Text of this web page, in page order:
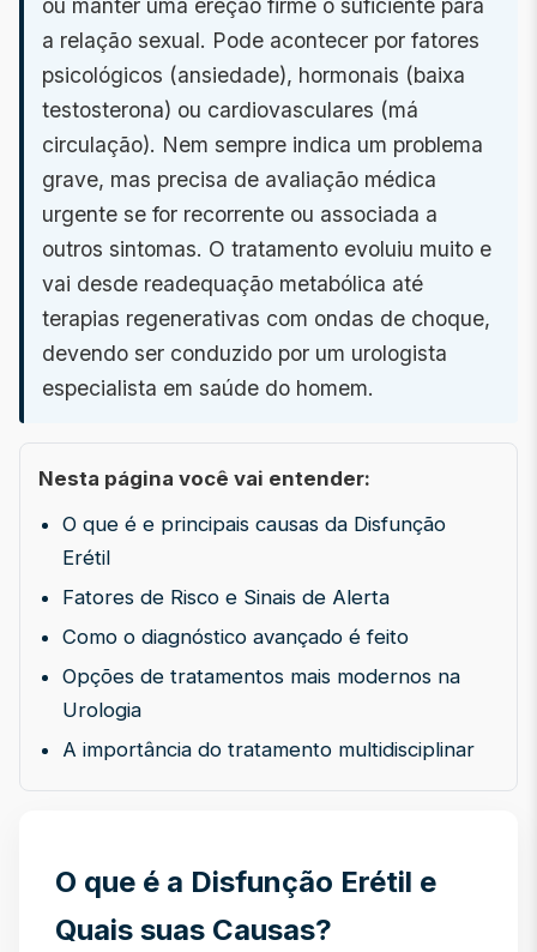
ou manter uma ereção firme o suficiente para
a relação sexual. Pode acontecer por fatores
psicológicos (ansiedade), hormonais (baixa
testosterona) ou cardiovasculares (má
circulação). Nem sempre indica um problema
grave, mas precisa de avaliação médica
urgente se for recorrente ou associada a
outros sintomas. O tratamento evoluiu muito e
vai desde readequação metabólica até
terapias regenerativas com ondas de choque,
devendo ser conduzido por um urologista
especialista em saúde do homem.
Nesta página você vai entender:
O que é e principais causas da Disfunção
Erétil
Fatores de Risco e Sinais de Alerta
Como o diagnóstico avançado é feito
Opções de tratamentos mais modernos na
Urologia
A importância do tratamento multidisciplinar
O que é a Disfunção Erétil e
Quais suas Causas?